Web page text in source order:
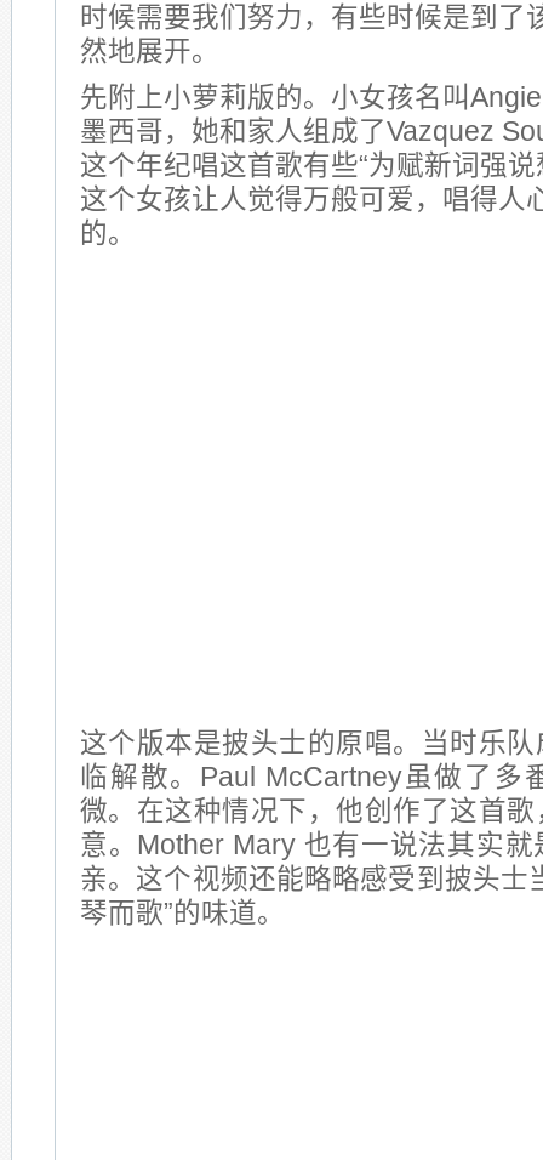
时候需要我们努力，有些时候是到了
然地展开。
先附上小萝莉版的。小女孩名叫
墨西哥，她和家人组成了Vazquez
这个年纪唱这首歌有些“为赋新词强
这个女孩让人觉得万般可爱，唱得人
的。
这个版本是披头士的原唱。当时乐
临解散。Paul McCartney虽做了多
微。在这种情况下，他创作了这首
意。Mother Mary 也有一说法其实
亲。这个视频还能略略感受到披头士
琴而歌”的味道。